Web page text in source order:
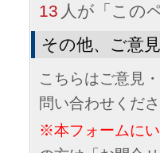
13 人が「この
その他、ご意
こちらはご意見
問い合わせくだ
※本フォームに